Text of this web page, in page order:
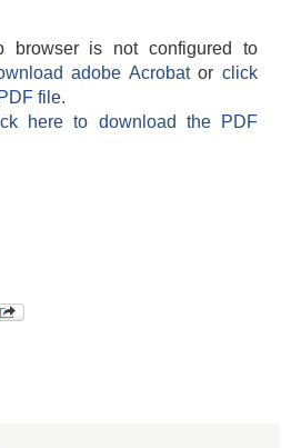
browser is not configured to
adobe Acrobatorclick
file.
here to download the PDF